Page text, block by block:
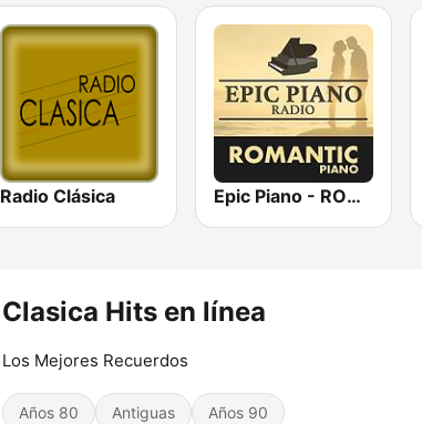
Radio Clásica Epic Piano - ROMANTIC PIANO
Clasica Hits en línea
Los Mejores Recuerdos
Años 80 Antiguas Años 90